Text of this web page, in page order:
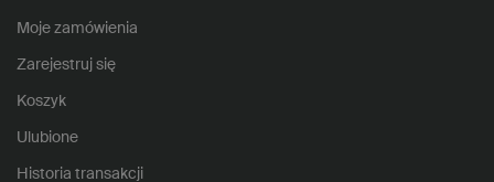
Moje zamówienia
Zarejestruj się
Koszyk
Ulubione
Historia transakcji